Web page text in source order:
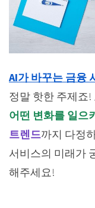
AI가 바꾸는 금융
정말 핫한 주제죠!
어떤 변화를 일으
트렌드까지 다정
서비스의 미래가
해주세요!